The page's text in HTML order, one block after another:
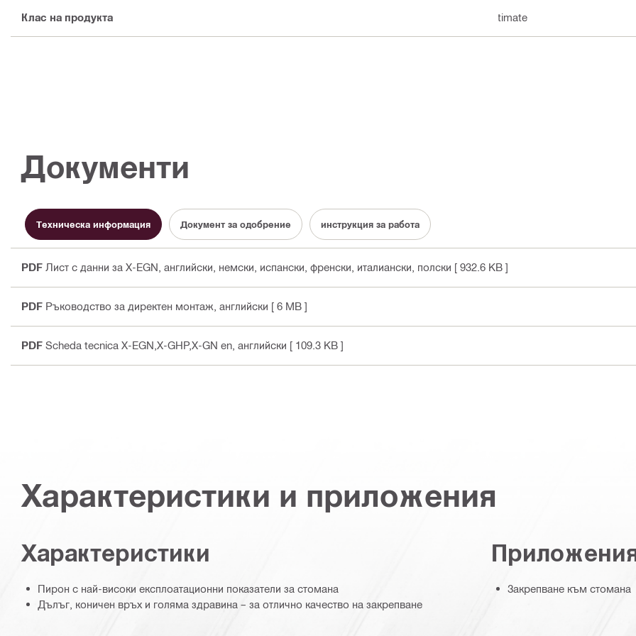
Клас на продукта Ultimate
Документи
Техническа информация Документ за одобрение инструкция за работа
PDF Лист с данни за X-EGN , английски, немски, испански, френски, италиански, полски [ 932.6 KB ]
PDF Ръководство за директен монтаж , английски [ 6 MB ]
PDF Scheda tecnica X-EGN,X-GHP,X-GN en , английски [ 109.3 KB ]
Характеристики и приложения
Характеристики
Пирон с най-високи експлоатационни показатели за стомана
Дълъг, коничен връх и голяма здравина – за отлично качество на закрепване
Закрепване към стомана